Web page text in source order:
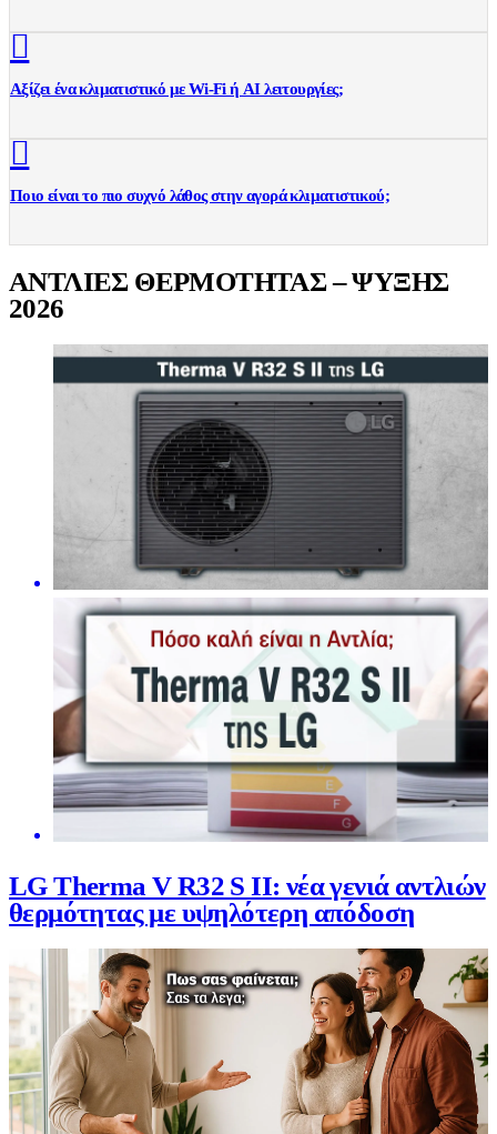
Αξίζει ένα κλιματιστικό με Wi-Fi ή AI λειτουργίες;
Ποιο είναι το πιο συχνό λάθος στην αγορά κλιματιστικού;
ΑΝΤΛΙΕΣ ΘΕΡΜΟΤΗΤΑΣ – ΨΥΞΗΣ
2026
LG Therma V R32 S II: νέα γενιά αντλιών
θερμότητας με υψηλότερη απόδοση